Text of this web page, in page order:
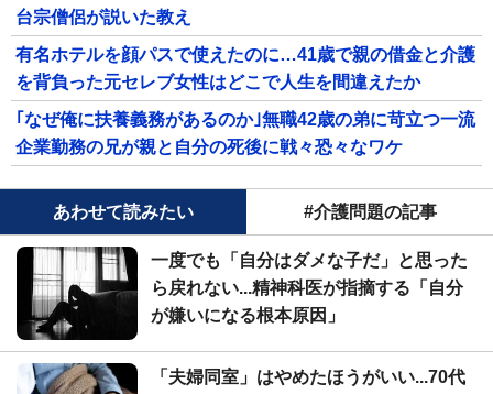
台宗僧侶が説いた教え
有名ホテルを顔パスで使えたのに…41歳で親の借金と介護
を背負った元セレブ女性はどこで人生を間違えたか
｢なぜ俺に扶養義務があるのか｣無職42歳の弟に苛立つ一流
企業勤務の兄が親と自分の死後に戦々恐々なワケ
あわせて読みたい #介護問題の記事
一度でも「自分はダメな子だ」と思った
ら戻れない...精神科医が指摘する「自分
が嫌いになる根本原因」
「夫婦同室」はやめたほうがいい...70代